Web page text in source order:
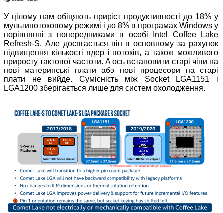
У цілому нам обіцяють приріст продуктивності до 18% у
мультипотоковому режимі і до 8% в програмах Windows у
порівнянні з попередниками в особі Intel Coffee Lake
Refresh-S. Але досягається він в основному за рахунок
підвищення кількості ядер і потоків, а також можливого
приросту тактової частоти. А ось встановити старі чіпи на
нові материнські плати або нові процесори на старі
плати не вийде. Сумісність між Socket LGA1151 і
LGA1200 зберігається лише для систем охолодження.